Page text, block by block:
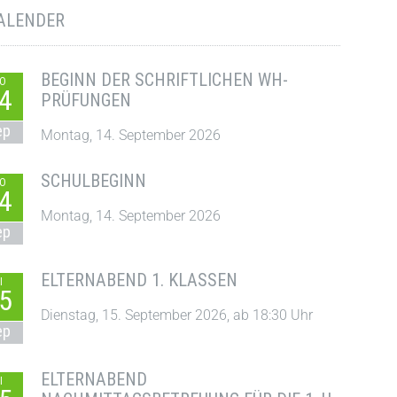
BEGINN DER SCHRIFTLICHEN WH-
PRÜFUNGEN
Montag, 14. September 2026
SCHULBEGINN
Montag, 14. September 2026
ELTERNABEND 1. KLASSEN
Dienstag, 15. September 2026, ab 18:30 Uhr
ELTERNABEND